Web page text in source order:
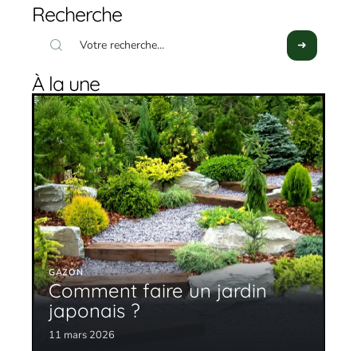
Recherche
À la une
GAZON
Comment faire un jardin
japonais ?
11 mars 2026